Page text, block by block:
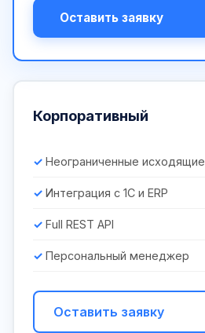
Оставить заявку
Корпоративный
Неограниченные исходящие
Интеграция с 1С и ERP
Full REST API
Персональный менеджер
Оставить заявку